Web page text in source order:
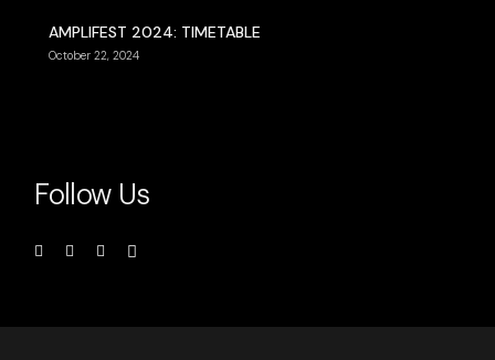
AMPLIFEST 2024: TIMETABLE
October 22, 2024
Follow Us